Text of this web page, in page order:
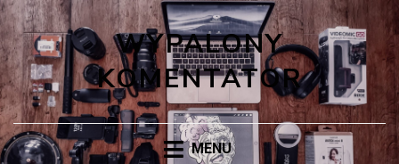
WYPALONY
KOMENTATOR
MENU